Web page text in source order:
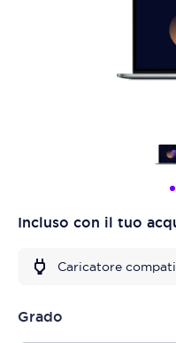
Incluso con il tuo
Caricatore
Grado